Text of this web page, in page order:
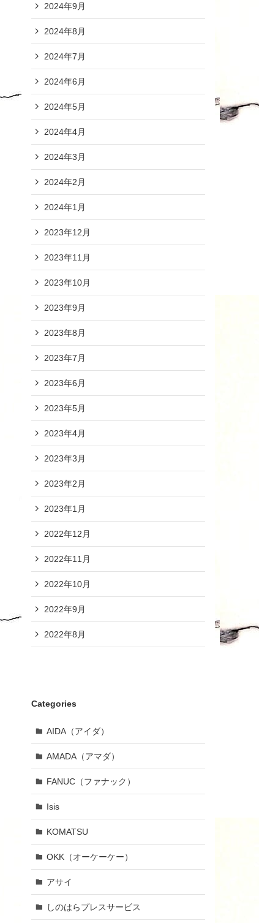
2024年9月
2024年8月
2024年7月
2024年6月
2024年5月
2024年4月
2024年3月
2024年2月
2024年1月
2023年12月
2023年11月
2023年10月
2023年9月
2023年8月
2023年7月
2023年6月
2023年5月
2023年4月
2023年3月
2023年2月
2023年1月
2022年12月
2022年11月
2022年10月
2022年9月
2022年8月
Categories
AIDA（アイダ）
AMADA（アマダ）
FANUC（ファナック）
Isis
KOMATSU
OKK（オーケーケー）
アサイ
しのはらプレスサービス